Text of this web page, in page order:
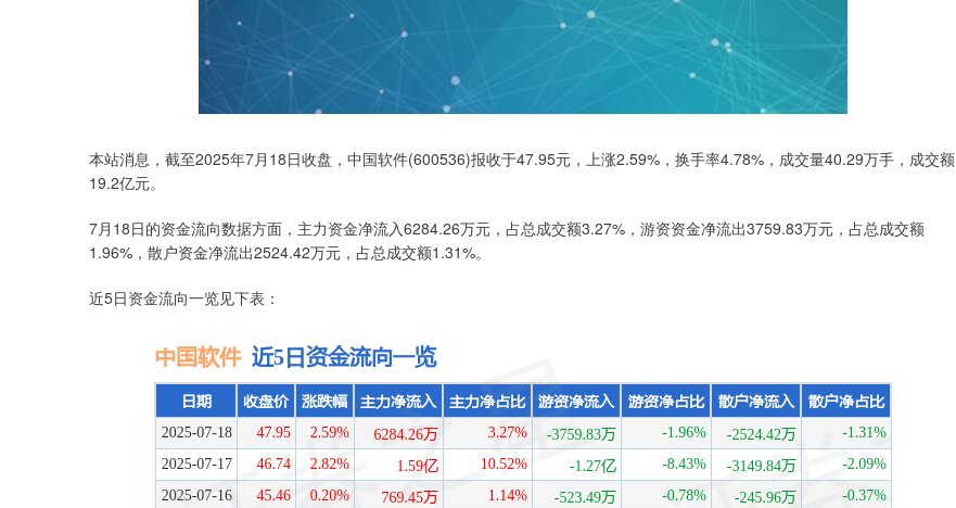
本站消息，截至2025年7月18日收盘，中国软件(600536)报收于47.95元，上涨2.59%，换手率4.78%，成交量40.29万手，成交额
19.2亿元。
7月18日的资金流向数据方面，主力资金净流入6284.26万元，占总成交额3.27%，游资资金净流出3759.83万元，占总成交额
1.96%，散户资金净流出2524.42万元，占总成交额1.31%。
近5日资金流向一览见下表：